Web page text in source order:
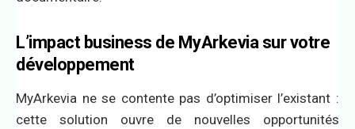
L’impact business de MyArkevia sur votre
développement
MyArkevia ne se contente pas d’optimiser l’existant :
cette solution ouvre de nouvelles opportunités